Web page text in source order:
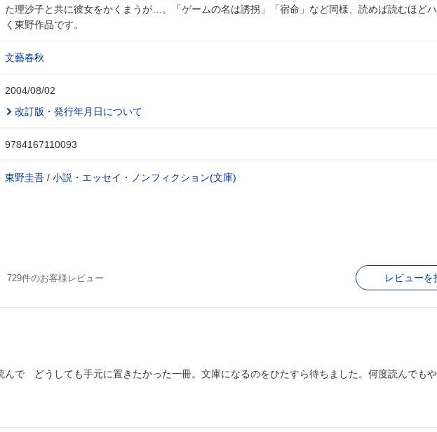
た理沙子と共に彼女をかくまうが…。「ゲームの名は誘拐」「宿命」など同様、読めば読むほど
く東野作品です。
文藝春秋
2004/08/02
改訂版・発行年月日について
9784167110093
東野圭吾 / 小説・エッセイ・ノンフィクション(文庫)
729件のお客様レビュー レビューを
で どうしても手元に置きたかった一冊。文庫になるのをひたすら待ちました。何度読んでも